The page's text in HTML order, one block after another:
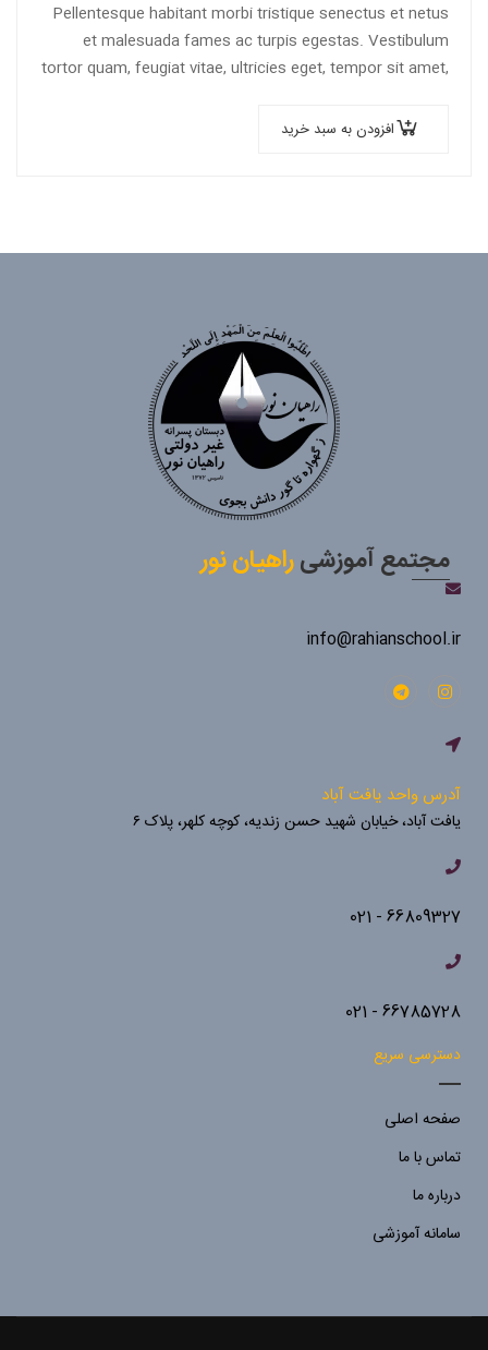
Pellentesque habitant morbi tristique senectus et netus
et malesuada fames ac turpis egestas. Vestibulum
tortor quam, feugiat vitae, ultricies eget, tempor sit amet,
افزودن به سبد خرید
مجتمع آموزشیراهیان نور
info@rahianschool.ir
آدرس واحد یافت آباد
یافت آباد، خیابان شهید حسن زندیه، کوچه کلهر، پلاک ۶
66809327 - 021
66785728 - 021
دسترسی سریع
صفحه اصلی
تماس با ما
درباره ما
سامانه آموزشی